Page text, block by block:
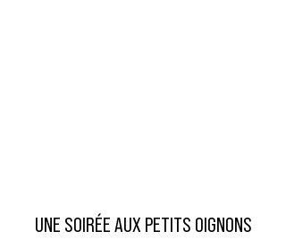
UNE SOIRÉE AUX PETITS OIGNONS